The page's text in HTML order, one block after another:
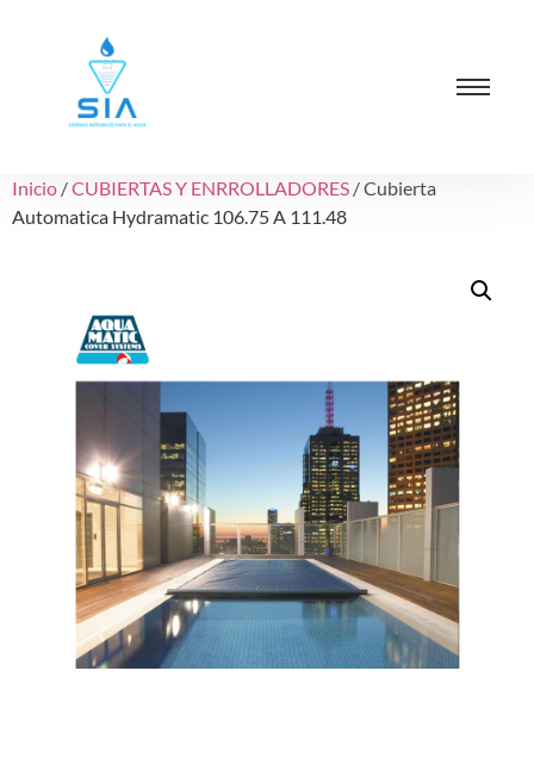
Inicio /CUBIERTAS Y ENRROLLADORES / Cubierta
Automatica Hydramatic 106.75 A 111.48